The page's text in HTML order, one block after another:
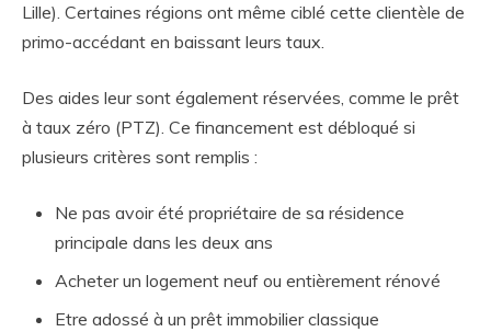
Lille). Certaines régions ont même ciblé cette clientèle de
primo-accédant en baissant leurs taux.
Des aides leur sont également réservées, comme le prêt
à taux zéro (PTZ). Ce financement est débloqué si
plusieurs critères sont remplis :
Ne pas avoir été propriétaire de sa résidence
principale dans les deux ans
Acheter un logement neuf ou entièrement rénové
Etre adossé à un prêt immobilier classique